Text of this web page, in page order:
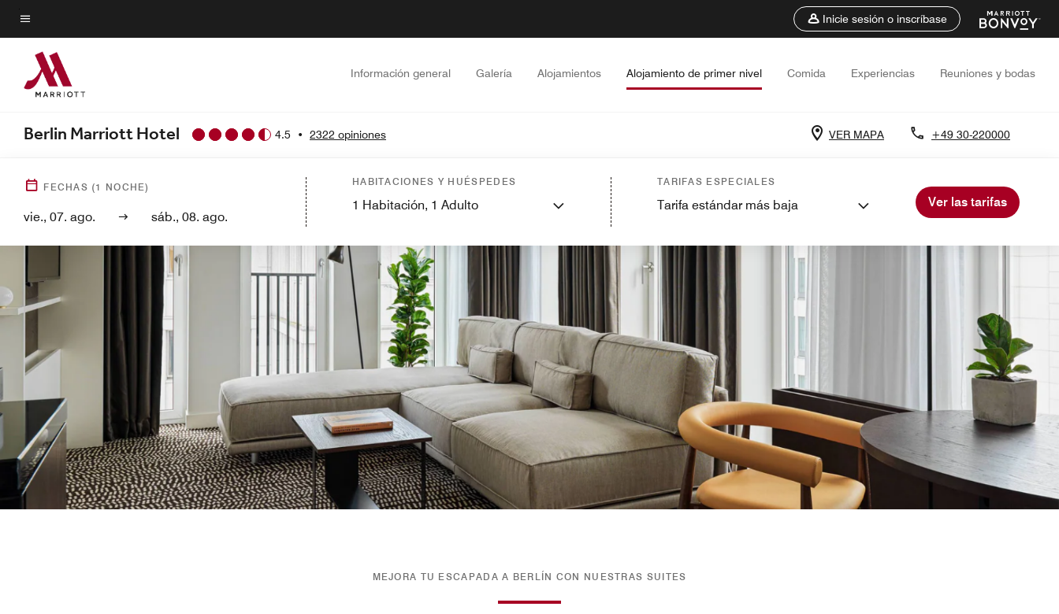
Skip
to
main
content
Texto del menú
Inicie sesión o inscríbase
Información general Galería Alojamientos Alojamiento de primer nivel Comida Experiencias Reuniones y bodas
Berlin Marriott Hotel 4.5 • 2322 opiniones VER MAPA +49 30-220000
FECHAS (1 NOCHE)
vie., 07. ago. sáb., 08. ago.
HABITACIONES Y HUÉSPEDES
1 Habitación, 1 Adulto
TARIFAS ESPECIALES
Tarifa estándar más baja Ver las tarifas
MEJORA TU ESCAPADA A BERLÍN CON NUESTRAS SUITES